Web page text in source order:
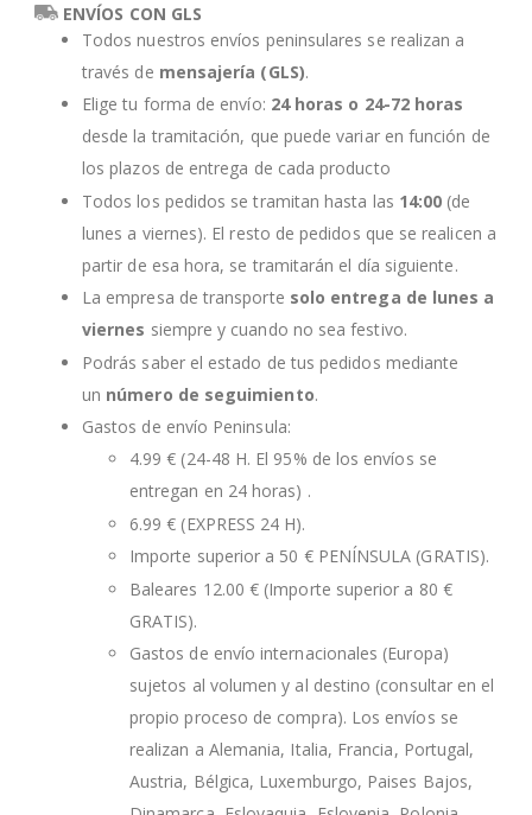
ENVÍOS CON GLS
Todos nuestros envíos peninsulares se realizan a
través de mensajería (GLS).
Elige tu forma de envío: 24 horas o 24-72 horas
desde la tramitación, que puede variar en función de
los plazos de entrega de cada producto
Todos los pedidos se tramitan hasta las 14:00 (de
lunes a viernes). El resto de pedidos que se realicen a
partir de esa hora, se tramitarán el día siguiente.
La empresa de transporte solo entrega de lunes a
viernes siempre y cuando no sea festivo.
Podrás saber el estado de tus pedidos mediante
un número de seguimiento.
Gastos de envío Peninsula:
4.99 € (24-48 H. El 95% de los envíos se
entregan en 24 horas) .
6.99 € (EXPRESS 24 H).
Importe superior a 50 € PENÍNSULA (GRATIS).
Baleares 12.00 € (Importe superior a 80 €
GRATIS).
Gastos de envío internacionales (Europa)
sujetos al volumen y al destino (consultar en el
propio proceso de compra). Los envíos se
realizan a Alemania, Italia, Francia, Portugal,
Austria, Bélgica, Luxemburgo, Paises Bajos,